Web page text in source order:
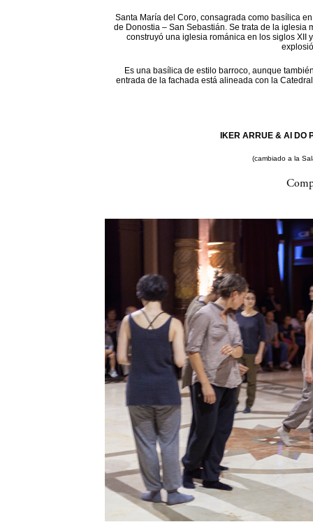
Santa María del Coro, consagrada como basílica
de Donostia – San Sebastián. Se trata de la iglesia
construyó una iglesia románica en los siglos XII
Es una basílica de estilo barroco, aunque
entrada de la fachada está alineada con la
IKER ARRUE & AI DO
(cambiado a la